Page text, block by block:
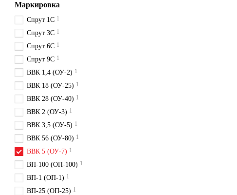
Маркировка
Спрут 1С 1
Спрут 3С 1
Спрут 6С 1
Спрут 9С 1
ВВК 1,4 (ОУ-2) 1
ВВК 18 (ОУ-25) 1
ВВК 28 (ОУ-40) 1
ВВК 2 (ОУ-3) 1
ВВК 3,5 (ОУ-5) 1
ВВК 56 (ОУ-80) 1
ВВК 5 (ОУ-7) 1
ВП-100 (ОП-100) 1
ВП-1 (ОП-1) 1
ВП-25 (ОП-25) 1